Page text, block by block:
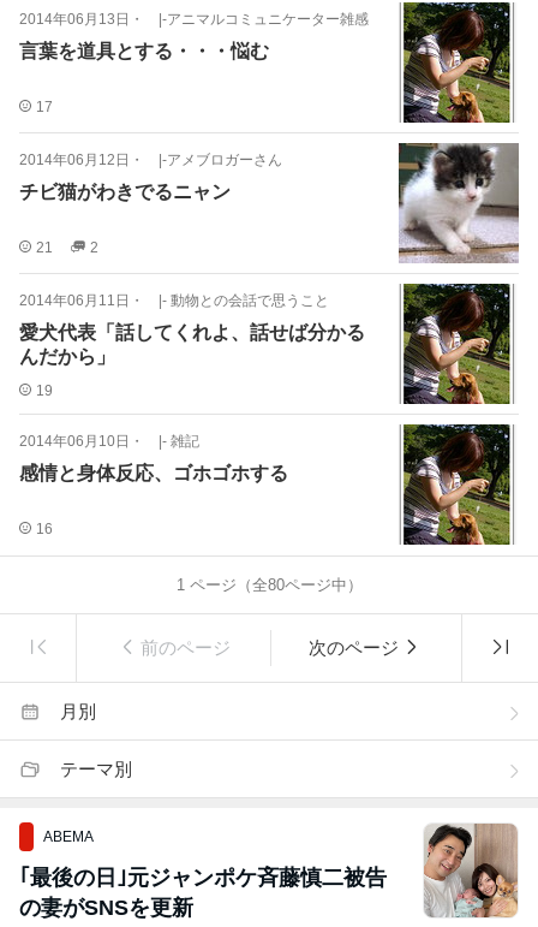
2014年06月13日 ・ |-アニマルコミュニケーター雑感
言葉を道具とする・・・悩む
17
2014年06月12日 ・ |-アメブロガーさん
チビ猫がわきでるニャン
21 2
2014年06月11日 ・ |- 動物との会話で思うこと
愛犬代表「話してくれよ、話せば分かる
んだから」
19
2014年06月10日 ・ |- 雑記
感情と身体反応、ゴホゴホする
16
1ページ（全80ページ中）
前のページ 次のページ
月別
テーマ別
ABEMA
｢最後の日｣元ジャンポケ斉藤慎二被告
の妻がSNSを更新